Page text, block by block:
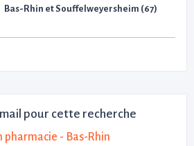
Bas-Rhin et Souffelweyersheim (67)
pour cette recherche
- Bas-Rhin